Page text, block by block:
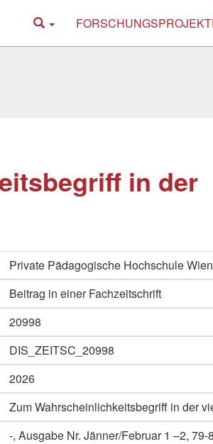
in der
Private Pädagogische Hochschule
Beitrag in einer Fachzeitschrift
20998
DIS_ZEITSC_20998
2026
Zum Wahrscheinlichkeitsbegriff in der
-, Ausgabe Nr. Jänner/Februar 1 –2,